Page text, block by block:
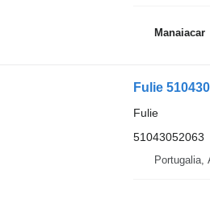
Manaiacar
Fulie
Fulie
51043052063
Portugalia,